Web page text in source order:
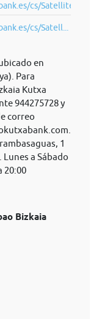
cs/Satellite/
cs/Satell...
en
Para
Kutxa
944275728 y
correo
1
a Sábado
20:00
Bizkaia